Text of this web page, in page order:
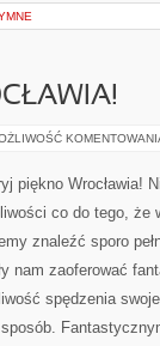
piękno Wrocławia!
co do tego, że
znaleźć sporo
nam zaoferować
spędzenia
sposób.